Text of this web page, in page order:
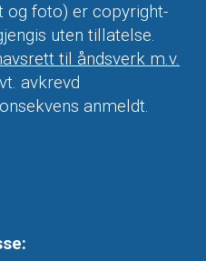
og foto) er copyright-
uten tillatelse.
til åndsverk m.v.
avkrevd
anmeldt.